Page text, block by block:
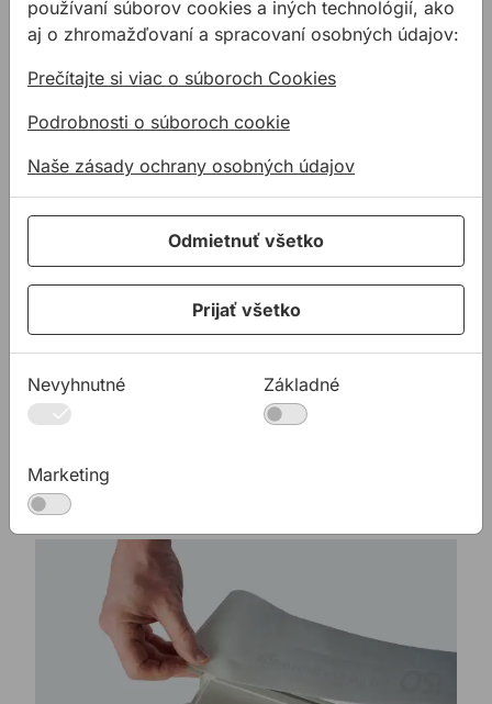
Obr. 4.MULTI-TEC SMART B
Príklad použitia:
používaní súborov cookies a iných technológií, ako
aj o zhromažďovaní a spracovaní osobných údajov:
Prečítajte si viac o súboroch Cookies
Podrobnosti o súboroch cookie
Naše zásady ochrany osobných údajov
Odmietnuť všetko
Prijať všetko
Nevyhnutné Základné
Marketing